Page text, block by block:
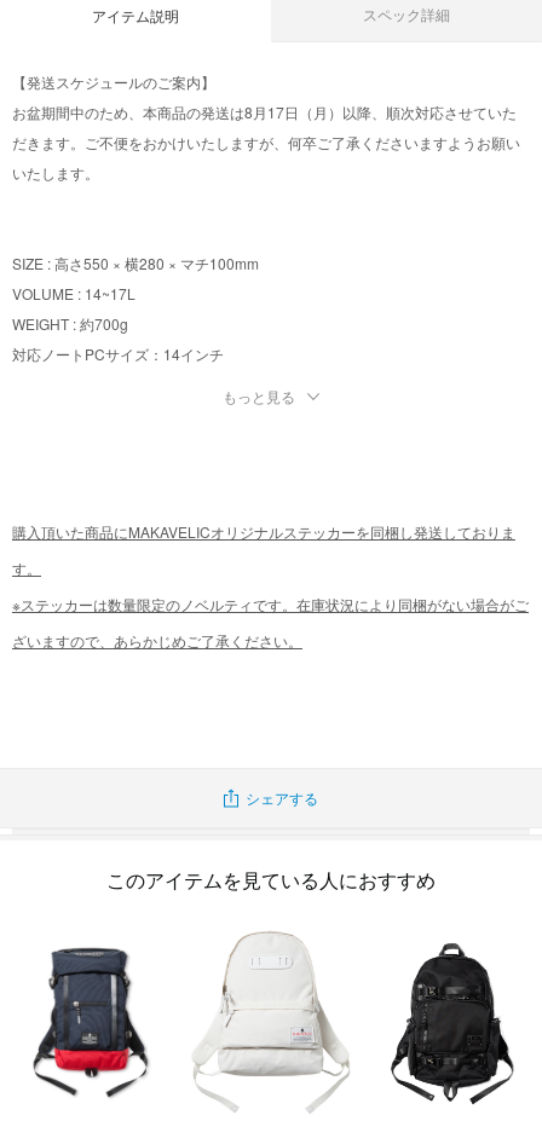
アイテム説明 スペック詳細
【発送スケジュールのご案内】
お盆期間中のため、本商品の発送は8月17日（月）以降、順次対応させていた
だきます。ご不便をおかけいたしますが、何卒ご了承くださいますようお願い
いたします。
SIZE : 高さ550 × 横280 × マチ100mm
VOLUME : 14~17L
WEIGHT : 約700g
対応ノートPCサイズ：14インチ
能アイテムです。
サイズなどスペックの詳細は「スペック詳細」タブからご確認頂けます。
※画像はサンプルのため、実際の商品とはデザイン・仕様が一部異なる場合がご
もっと見る
購入頂いた商品にMAKAVELICオリジナルステッカーを同梱し発送しておりま
す。
※ステッカーは数量限定のノベルティです。在庫状況により同梱がない場合がご
ざいますので、あらかじめご了承ください。
シェアする
このアイテムを見ている人におすすめ